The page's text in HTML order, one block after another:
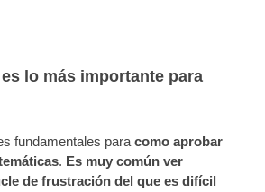
lo más importante para
fundamentales para como aprobar
. Es muy común ver
de frustración del que es difícil